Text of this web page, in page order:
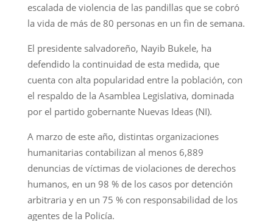
escalada de violencia de las pandillas que se cobró
la vida de más de 80 personas en un fin de semana.
El presidente salvadoreño, Nayib Bukele, ha
defendido la continuidad de esta medida, que
cuenta con alta popularidad entre la población, con
el respaldo de la Asamblea Legislativa, dominada
por el partido gobernante Nuevas Ideas (NI).
A marzo de este año, distintas organizaciones
humanitarias contabilizan al menos 6,889
denuncias de víctimas de violaciones de derechos
humanos, en un 98 % de los casos por detención
arbitraria y en un 75 % con responsabilidad de los
agentes de la Policía.